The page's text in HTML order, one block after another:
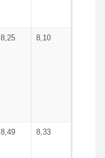
8,25 8,10
8,49 8,33